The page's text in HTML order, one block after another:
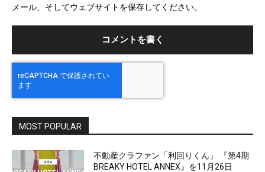
メール、そしてウェブサイトを保存してください。
MOST POPULAR
不動産クラファン「利回りくん」 『第4期
BREAKY HOTEL ANNEX』を11月26日